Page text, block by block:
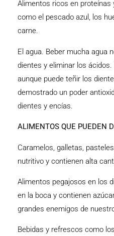
Alimentos ricos en
como el pescado azul, los
carne.
El agua. Beber mucha agua
dientes y eliminar los ácidos.
aunque puede teñir los
demostrado un poder
dientes y encías.
ALIMENTOS QUE PUEDEN
Caramelos, galletas,
nutritivo y contienen alta
Alimentos pegajosos en los
en la boca y contienen
grandes enemigos de
Bebidas y refrescos como